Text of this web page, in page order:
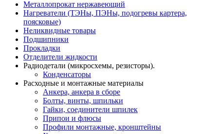
Металлопрокат нержавеющий
Нагреватели (ТЭНы, ПЭНы, подогревы картера,
поясковые)
Неликвидные товары
Подшипники
Прокладки
Отделители жидкости
Радиодетали (микросхемы, резисторы).
Конденсаторы
Расходные и монтажные материалы
Анкера, анкера в сборе
Болты, винты, шпильки
Гайки, соединители шпилек
Припои и флюсы
Профили монтажные, кронштейны